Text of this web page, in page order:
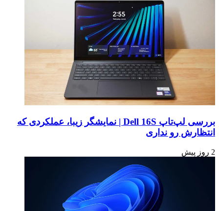
بررسی لپ‌تاپ Dell 16S | نمایشگر زیبا، عملکردی که
انتظارش رو نداری
2 روز پیش